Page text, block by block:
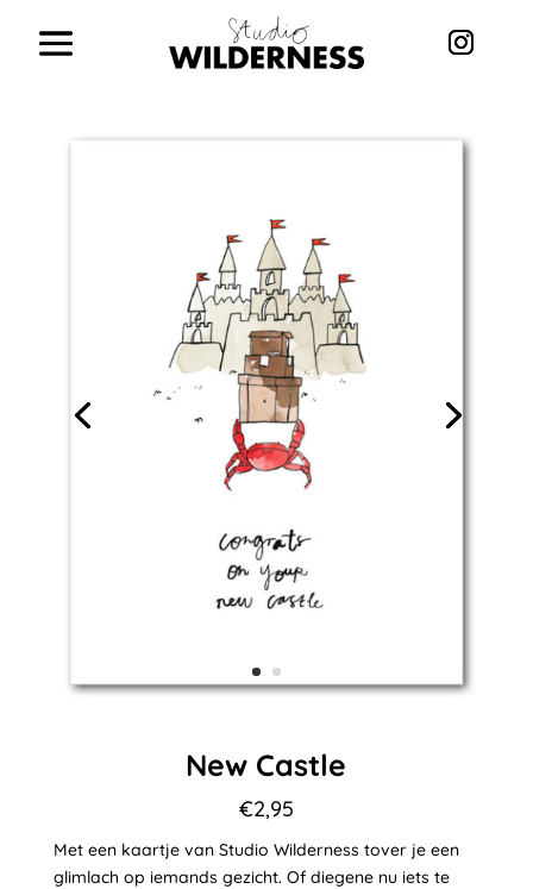
New Castle
€2,95
Met een kaartje van Studio Wilderness tover je een
glimlach op iemands gezicht. Of diegene nu iets te